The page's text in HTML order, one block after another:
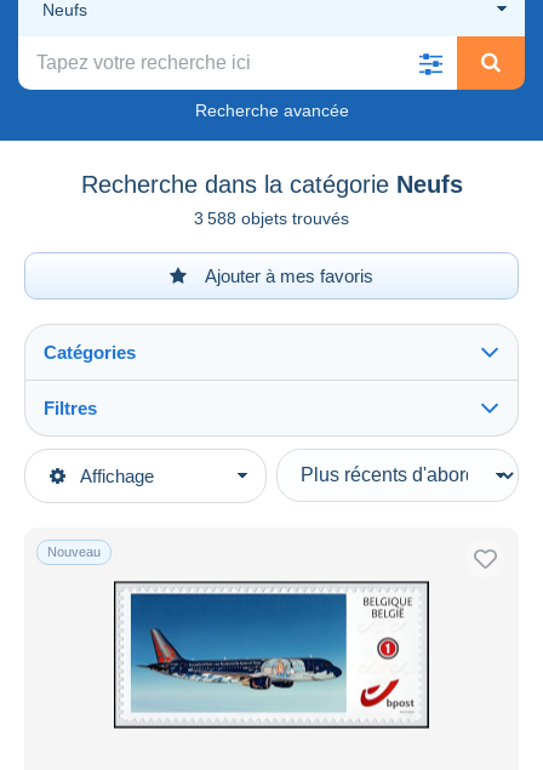
Neufs
Recherche avancée
Recherche dans la catégorie Neufs
3 588 objets trouvés
Ajouter à mes favoris
Affichage
Catégories
Catégories principales
Europe
Belgique
Timbres personnalisés 2001-...
Filtres
Types de vente
En cours
Prix fixes
Enchères avec offres
Enchères sans offres
Maisons de vente
Vendus
Nouveau